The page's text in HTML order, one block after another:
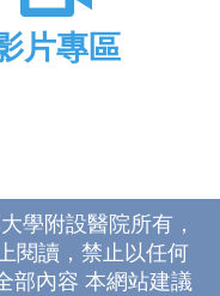
片專區
學附設醫院所有，
閱讀，禁止以任何
部內容 本網站建議